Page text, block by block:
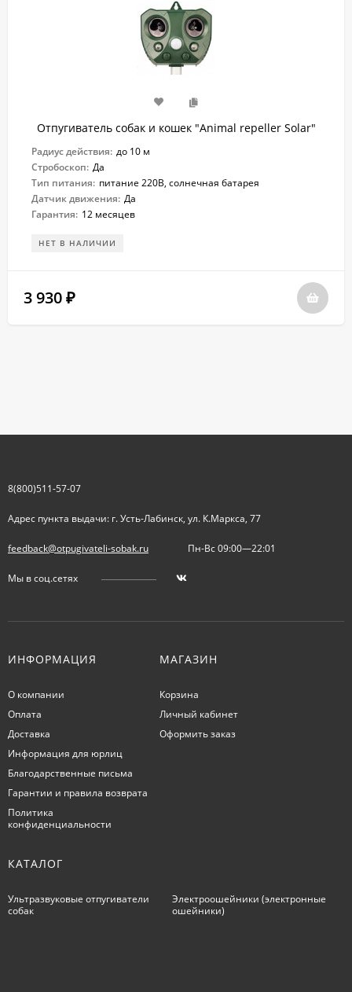
Отпугиватель собак и кошек "Animal repeller Solar"
Радиус действия: до 10 м
Стробоскоп: Да
Тип питания: питание 220В, солнечная батарея
Датчик движения: Да
Гарантия: 12 месяцев
НЕТ В НАЛИЧИИ
3 930 ₽
8(800)511-57-07
Адрес пункта выдачи: г. Усть-Лабинск, ул. К.Маркса, 77
feedback@otpugivateli-sobak.ru Пн-Вс 09:00—22:01
Мы в соц.сетях
ИНФОРМАЦИЯ
О компании
Оплата
Доставка
Информация для юрлиц
Благодарственные письма
Гарантии и правила возврата
Политика
конфиденциальности
МАГАЗИН
Корзина
Личный кабинет
Оформить заказ
КАТАЛОГ
Ультразвуковые отпугиватели
собак
Электроошейники (электронные
ошейники)